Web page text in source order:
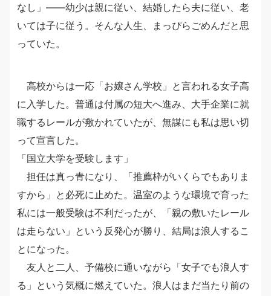
なし」――幼少は親に従い、結婚したら夫に従い、老
いては子に従う。そんな人生、まっぴらごめんだと思
っていた。
高校からは一応「お嬢さん学校」と言われる女子高
に入学した。普通は付属の短大へ進み、大手企業に就
職するレールが敷かれていたが、無謀にも私は思い切
って宣言した。
「国立大学を受験します」
担任は真っ青になり、「推薦枠がいくらでもありま
すから」と必死に止めた。温室のような環境で育った
私には一般受験は不利だったが、「親の敷いたレール
は走らない」という反発心が勝り、結局は浪人するこ
とになった。
友人と二人、予備校に通いながら「女子でも浪人す
る」という気概に燃えていた。浪人はまだ当たり前の